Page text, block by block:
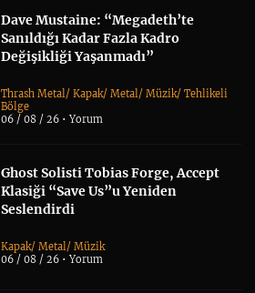
Dave Mustaine: “Megadeth’te
Sanıldığı Kadar Fazla Kadro
Değişikliği Yaşanmadı”
Thrash Metal/Kapak/Metal/Müzik/Tehlikeli
Bölge
06 / 08 / 26 •Yorum
Ghost Solisti Tobias Forge, Accept
Klasiği “Save Us”u Yeniden
Seslendirdi
Kapak/Metal/Müzik
06 / 08 / 26 •Yorum